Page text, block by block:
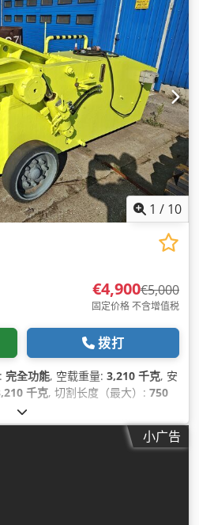
1 / 10
€4,900€5,000
固定价格 不含增值税
拨打
完全功能, 空载重量: 3,210 千克, 安
千克, 切割长度（最大）: 750
业宽度:
液压,
小广告